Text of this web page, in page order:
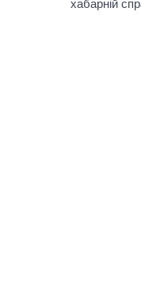
КАБІНЕТ
хабарній